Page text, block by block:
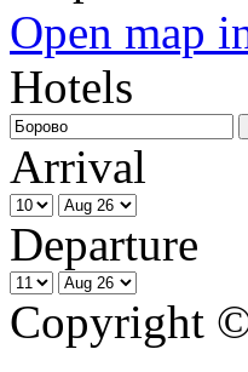
Open map
Hotels
Arrival
Departure
Copyright